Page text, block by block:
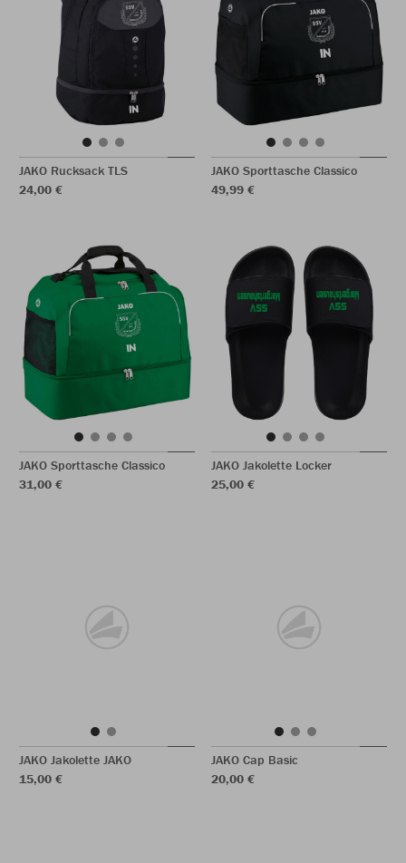
JAKO Rucksack TLS
24,00 €
JAKO Sporttasche Classico
49,99 €
JAKO Sporttasche Classico
31,00 €
JAKO Jakolette Locker
25,00 €
JAKO Jakolette JAKO
15,00 €
JAKO Cap Basic
20,00 €